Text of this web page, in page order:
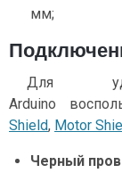
мм;
Для
Arduino
Shield, Motor
Черный